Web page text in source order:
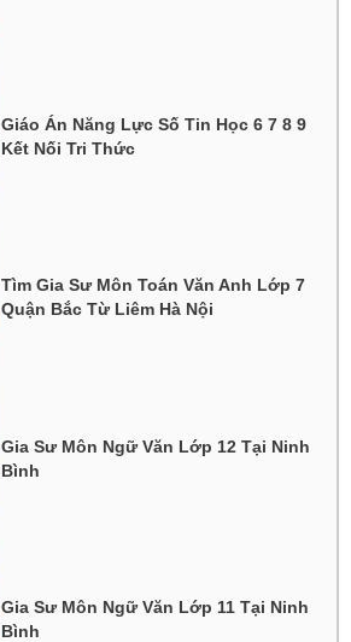
Giáo Án Năng Lực Số Tin Học 6 7 8 9
Kết Nối Tri Thức
Tìm Gia Sư Môn Toán Văn Anh Lớp 7
Quận Bắc Từ Liêm Hà Nội
Gia Sư Môn Ngữ Văn Lớp 12 Tại Ninh
Bình
Gia Sư Môn Ngữ Văn Lớp 11 Tại Ninh
Bình